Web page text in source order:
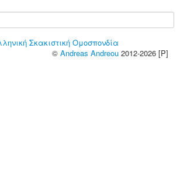
Σκακιστική Ομοσπονδία
© Andreas Andreou 2012-2026 [P]